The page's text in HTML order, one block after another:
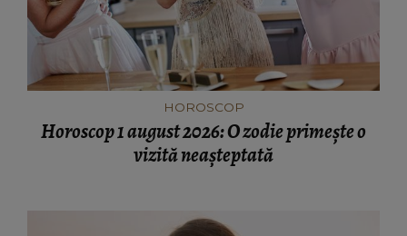
HOROSCOP
Horoscop 1 august 2026: O zodie primește o
vizită neașteptată